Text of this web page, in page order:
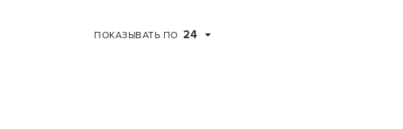
ПОКАЗЫВАТЬ ПО 24